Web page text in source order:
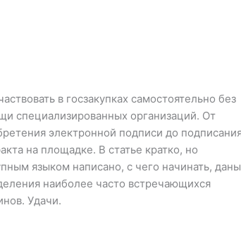
в госзакупках самостоятельно без
специализированных организаций. От
электронной подписи до
на площадке. В статье кратко, но
языком написано, с чего начинать, даны
наиболее часто встречающихся
Удачи.